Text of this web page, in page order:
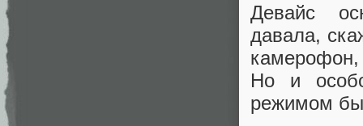
Девайс
давала,
Но и
режимом